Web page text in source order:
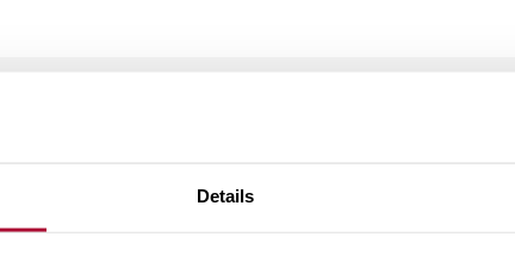
Details